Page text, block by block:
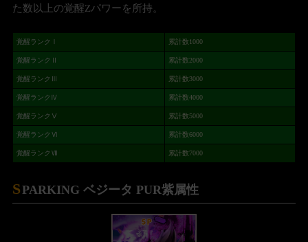
た数以上の覚醒Zパワーを所持。
覚醒ランクⅠ 累計数1000
覚醒ランクⅡ 累計数2000
覚醒ランクⅢ 累計数3000
覚醒ランクⅣ 累計数4000
覚醒ランクⅤ 累計数5000
覚醒ランクⅥ 累計数6000
覚醒ランクⅦ 累計数7000
SPARKING ベジータ PUR紫属性
SP